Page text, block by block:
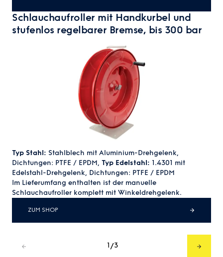
Schlauchaufroller mit Handkurbel und
stufenlos regelbarer Bremse, bis 300 bar
Typ Stahl: Stahlblech mit Aluminium-Drehgelenk,
Dichtungen: PTFE / EPDM, Typ Edelstahl: 1.4301 mit
Edelstahl-Drehgelenk, Dichtungen: PTFE / EPDM
Im Lieferumfang enthalten ist der manuelle
Schlauchaufroller komplett mit Winkeldrehgelenk.
ZUM SHOP
1/3